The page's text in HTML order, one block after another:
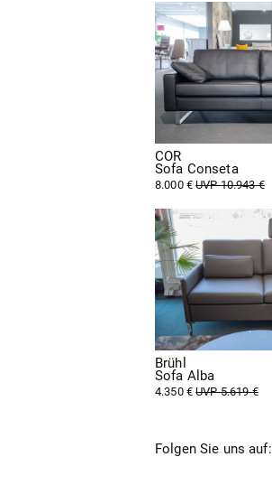
COR
Sofa Conseta
8.000 €UVP 10.943 €
Brühl
Sofa Alba
4.350 €UVP 5.619 €
Folgen Sie uns auf: